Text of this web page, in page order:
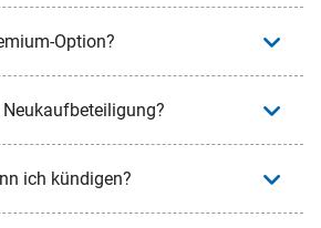
Option?
ich kündigen?